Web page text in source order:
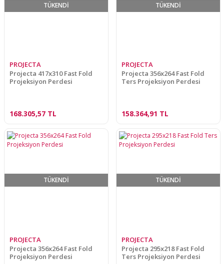
TÜKENDİ
PROJECTA
Projecta 417x310 Fast Fold
Projeksiyon Perdesi
168.305,57 TL
TÜKENDİ
PROJECTA
Projecta 356x264 Fast Fold
Ters Projeksiyon Perdesi
158.364,91 TL
TÜKENDİ
PROJECTA
Projecta 356x264 Fast Fold
Projeksiyon Perdesi
TÜKENDİ
PROJECTA
Projecta 295x218 Fast Fold
Ters Projeksiyon Perdesi